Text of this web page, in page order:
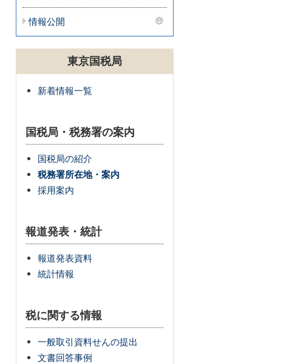
情報公開
東京国税局
新着情報一覧
国税局・税務署の案内
国税局の紹介
税務署所在地・案内
採用案内
報道発表・統計
報道発表資料
統計情報
税に関する情報
一般取引資料せんの提出
文書回答事例